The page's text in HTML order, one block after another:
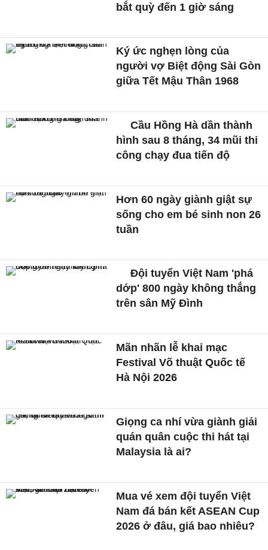
bắt quỳ đến 1 giờ sáng
Ký ức nghẹn lòng của
người vợ Biệt động Sài Gòn
giữa Tết Mậu Thân 1968
Cầu Hồng Hà dần thành
hình sau 8 tháng, 34 mũi thi
công chạy đua tiến độ
Hơn 60 ngày giành giật sự
sống cho em bé sinh non 26
tuần
Đội tuyển Việt Nam 'phá
dớp' 800 ngày không thắng
trên sân Mỹ Đình
Mãn nhãn lễ khai mạc
Festival Võ thuật Quốc tế
Hà Nội 2026
Giọng ca nhí vừa giành giải
quán quân cuộc thi hát tại
Malaysia là ai?
Mua vé xem đội tuyển Việt
Nam đá bán kết ASEAN Cup
2026 ở đâu, giá bao nhiêu?